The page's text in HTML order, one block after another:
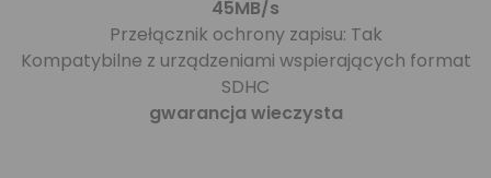
45MB/s
Przełącznik ochrony zapisu: Tak
Kompatybilne z urządzeniami wspierających format
SDHC
gwarancja wieczysta